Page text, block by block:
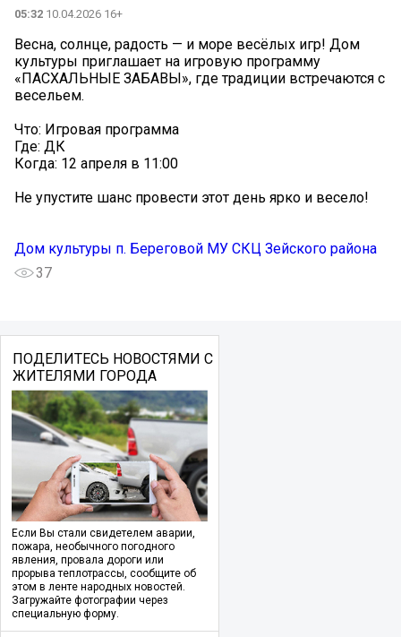
05:32 10.04.2026 16+
Весна, солнце, радость — и море весёлых игр! Дом
культуры приглашает на игровую программу
«ПАСХАЛЬНЫЕ ЗАБАВЫ», где традиции встречаются с
весельем.
Что: Игровая программа
Где: ДК
Когда: 12 апреля в 11:00
Не упустите шанс провести этот день ярко и весело! ️
Дом культуры п. Береговой МУ СКЦ Зейского района
37
ПОДЕЛИТЕСЬ НОВОСТЯМИ С
ЖИТЕЛЯМИ ГОРОДА
Если Вы стали свидетелем аварии,
пожара, необычного погодного
явления, провала дороги или
прорыва теплотрассы, сообщите об
этом в ленте народных новостей.
Загружайте фотографии через
специальную форму.